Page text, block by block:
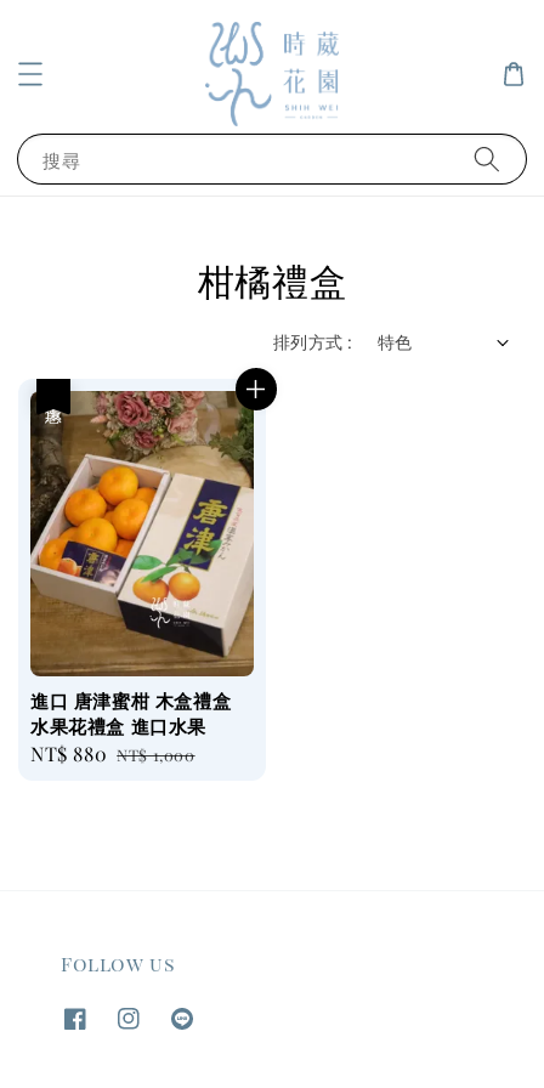
搜尋
柑橘禮盒
排列方式 :
進口 唐津蜜柑 木盒禮盒
水果花禮盒 進口水果
Sale
NT$ 880 Regular
NT$ 1,000
Follow us